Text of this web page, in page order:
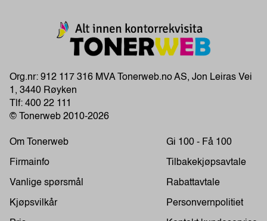
Org.nr: 912 117 316 MVA Tonerweb.no AS, Jon Leiras Vei
1, 3440 Røyken
Tlf: 400 22 111
© Tonerweb 2010-2026
Om Tonerweb
Firmainfo
Vanlige spørsmål
Kjøpsvilkår
Gi 100 - Få 100
Tilbakekjøpsavtale
Rabattavtale
Personvernpolitiet